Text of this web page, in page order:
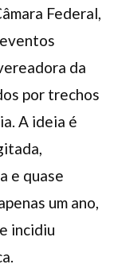
Federal,
da
por trechos
A ideia é
e quase
um ano,
incidiu